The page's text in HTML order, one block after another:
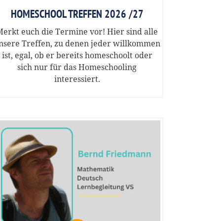
HOMESCHOOL TREFFEN 2026 /27
euch die Termine vor! Hier sind alle
Treffen, zu denen jeder willkommen
ist, egal, ob er bereits homeschoolt oder
sich nur für das Homeschooling
interessiert.